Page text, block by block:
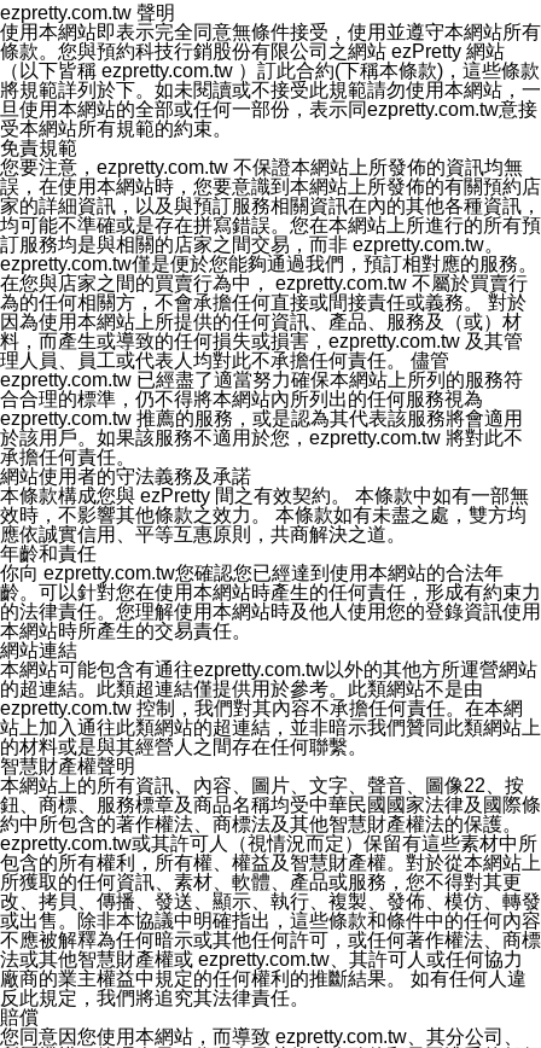
ezpretty.com.tw 聲明
使用本網站即表示完全同意無條件接受，使用並遵守本網站所有
條款。您與預約科技行銷股份有限公司之網站 ezPretty 網站
（以下皆稱 ezpretty.com.tw ）訂此合約(下稱本條款)，這些條款
將規範詳列於下。如未閱讀或不接受此規範請勿使用本網站，一
旦使用本網站的全部或任何一部份，表示同ezpretty.com.tw意接
受本網站所有規範的約束。
免責規範
您要注意，ezpretty.com.tw 不保證本網站上所發佈的資訊均無
誤，在使用本網站時，您要意識到本網站上所發佈的有關預約店
家的詳細資訊，以及與預訂服務相關資訊在內的其他各種資訊，
均可能不準確或是存在拼寫錯誤。您在本網站上所進行的所有預
訂服務均是與相關的店家之間交易，而非 ezpretty.com.tw。
ezpretty.com.tw僅是便於您能夠通過我們，預訂相對應的服務。
在您與店家之間的買賣行為中， ezpretty.com.tw 不屬於買賣行
為的任何相關方，不會承擔任何直接或間接責任或義務。 對於
因為使用本網站上所提供的任何資訊、產品、服務及（或）材
料，而產生或導致的任何損失或損害，ezpretty.com.tw 及其管
理人員、員工或代表人均對此不承擔任何責任。 儘管
ezpretty.com.tw 已經盡了適當努力確保本網站上所列的服務符
合合理的標準，仍不得將本網站內所列出的任何服務視為
ezpretty.com.tw 推薦的服務，或是認為其代表該服務將會適用
於該用戶。如果該服務不適用於您，ezpretty.com.tw 將對此不
承擔任何責任。
網站使用者的守法義務及承諾
本條款構成您與 ezPretty 間之有效契約。 本條款中如有一部無
效時，不影響其他條款之效力。 本條款如有未盡之處，雙方均
應依誠實信用、平等互惠原則，共商解決之道。
年齡和責任
你向 ezpretty.com.tw您確認您已經達到使用本網站的合法年
齡。可以針對您在使用本網站時產生的任何責任，形成有約束力
的法律責任。您理解使用本網站時及他人使用您的登錄資訊使用
本網站時所產生的交易責任。
網站連結
本網站可能包含有通往ezpretty.com.tw以外的其他方所運營網站
的超連結。此類超連結僅提供用於參考。此類網站不是由
ezpretty.com.tw 控制，我們對其內容不承擔任何責任。在本網
站上加入通往此類網站的超連結，並非暗示我們贊同此類網站上
的材料或是與其經營人之間存在任何聯繫。
智慧財產權聲明
本網站上的所有資訊、內容、圖片、文字、聲音、圖像22、按
鈕、商標、服務標章及商品名稱均受中華民國國家法律及國際條
約中所包含的著作權法、商標法及其他智慧財產權法的保護。
ezpretty.com.tw或其許可人（視情況而定）保留有這些素材中所
包含的所有權利，所有權、權益及智慧財產權。對於從本網站上
所獲取的任何資訊、素材、軟體、產品或服務，您不得對其更
改、拷貝、傳播、發送、顯示、執行、複製、發佈、模仿、轉發
或出售。除非本協議中明確指出，這些條款和條件中的任何內容
不應被解釋為任何暗示或其他任何許可，或任何著作權法、商標
法或其他智慧財產權或 ezpretty.com.tw、其許可人或任何協力
廠商的業主權益中規定的任何權利的推斷結果。 如有任何人違
反此規定，我們將追究其法律責任。
賠償
您同意因您使用本網站，而導致 ezpretty.com.tw、其分公司、